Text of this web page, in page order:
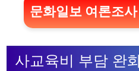
문화일보 여론조
사교육비 부담 완